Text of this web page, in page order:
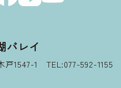
バレイ
戸1547-1TEL:077-592-1155